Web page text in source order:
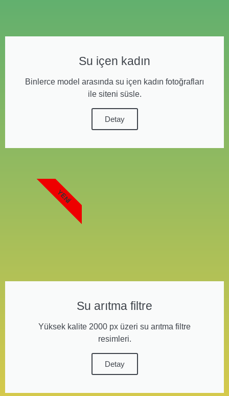
Su içen kadın
Binlerce model arasında su içen kadın fotoğrafları
ile siteni süsle.
Detay
Su arıtma filtre
Yüksek kalite 2000 px üzeri su arıtma filtre
resimleri.
Detay
YENI